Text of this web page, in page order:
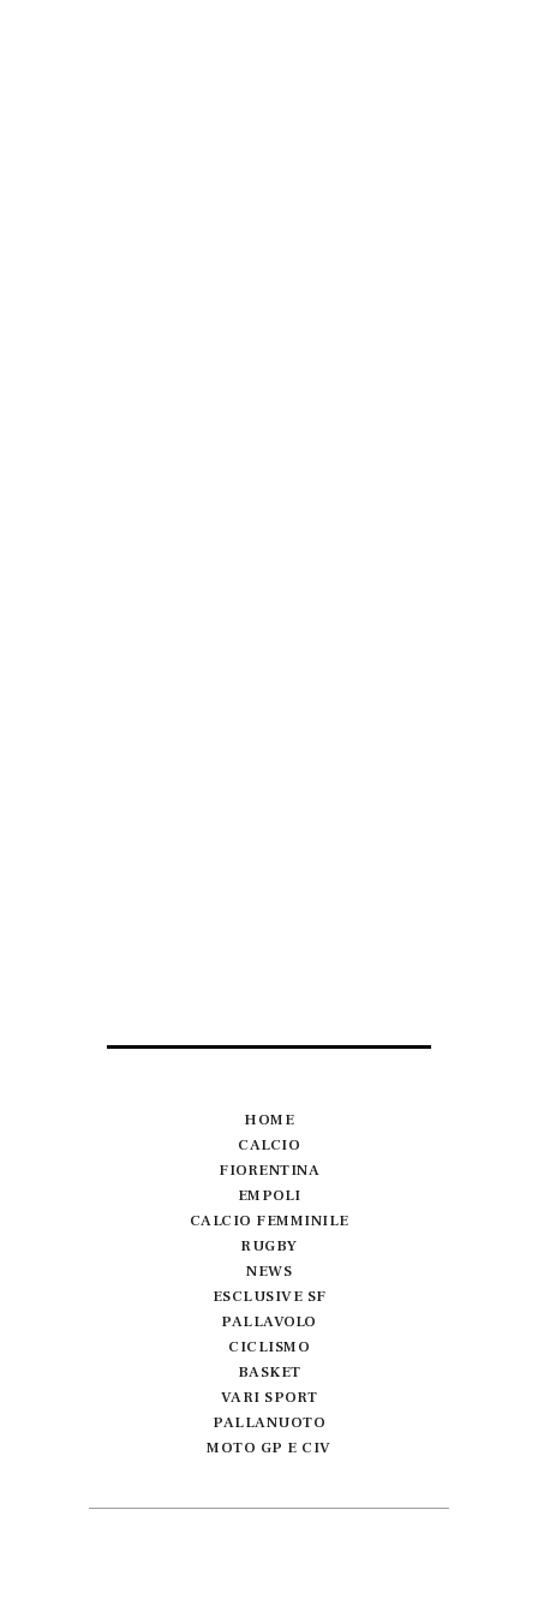
HOME
CALCIO
FIORENTINA
EMPOLI
CALCIO FEMMINILE
RUGBY
NEWS
ESCLUSIVE SF
PALLAVOLO
CICLISMO
BASKET
VARI SPORT
PALLANUOTO
MOTO GP E CIV